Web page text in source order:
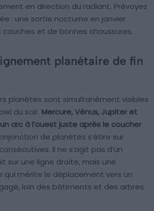
en direction du radiant. Prévoyez
: une sortie nocturne en janvier
couches et de bonnes chaussures.
planétaire de fin
planètes sont simultanément visibles
du soir. Mercure, Vénus, Jupiter et
arc à l’ouest juste après le coucher
de planètes s’étire sur
Il ne s’agit pas d’un
sur une ligne droite, mais une
qui mérite le déplacement vers un
loin des bâtiments et des arbres.